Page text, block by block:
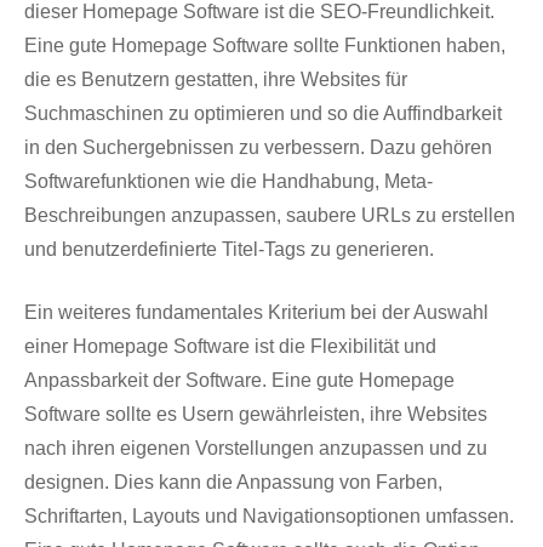
dieser Homepage Software ist die SEO-Freundlichkeit.
Eine gute Homepage Software sollte Funktionen haben,
die es Benutzern gestatten, ihre Websites für
Suchmaschinen zu optimieren und so die Auffindbarkeit
in den Suchergebnissen zu verbessern. Dazu gehören
Softwarefunktionen wie die Handhabung, Meta-
Beschreibungen anzupassen, saubere URLs zu erstellen
und benutzerdefinierte Titel-Tags zu generieren.
Ein weiteres fundamentales Kriterium bei der Auswahl
einer Homepage Software ist die Flexibilität und
Anpassbarkeit der Software. Eine gute Homepage
Software sollte es Usern gewährleisten, ihre Websites
nach ihren eigenen Vorstellungen anzupassen und zu
designen. Dies kann die Anpassung von Farben,
Schriftarten, Layouts und Navigationsoptionen umfassen.